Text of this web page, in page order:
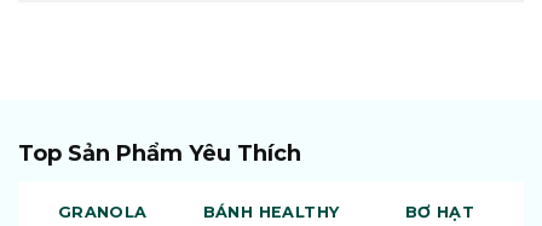
Top Sản Phẩm Yêu Thích
GRANOLA BÁNH HEALTHY BƠ HẠT